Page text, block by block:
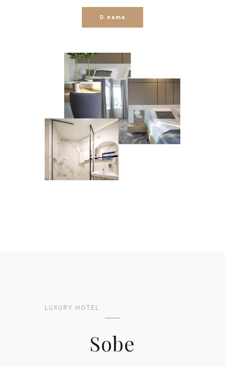
O nama
LUXURY HOTEL
Sobe